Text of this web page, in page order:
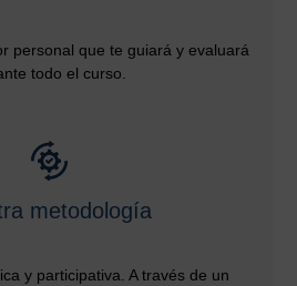
personal que te guiará y evaluará
todo el curso.
metodología
y participativa. A través de un